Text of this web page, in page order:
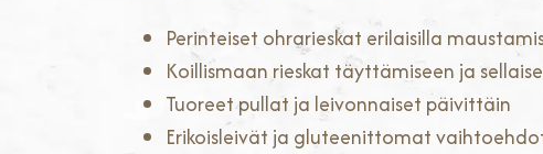
Perinteiset ohrarieskat erilaisilla
Koillismaan rieskat täyttämiseen ja
Tuoreet pullat ja leivonnaiset päivittäin
Erikoisleivät ja gluteenittomat